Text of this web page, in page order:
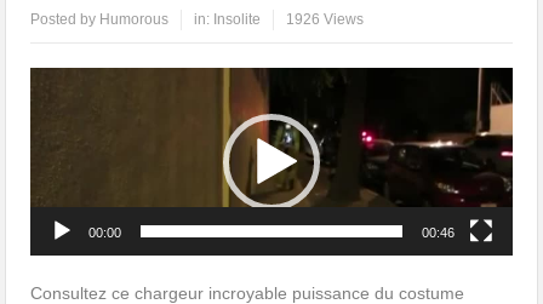
Posted by Humorous in: Insolite 1926 Views
00:00 00:46
Consultez ce chargeur incroyable puissance du costume